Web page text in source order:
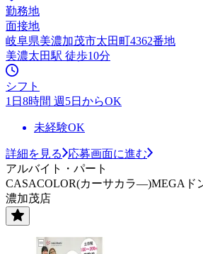
勤務地
面接地
岐阜県美濃加茂市太田町4362番地
美濃太田駅 徒歩10分
シフト
1日8時間 週5日からOK
未経験OK
詳細を見る
応募画面に進む
アルバイト・パート
CASACOLOR(カーサカラ―)MEGAド
濃加茂店